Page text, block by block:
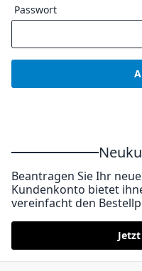
Passwort
Beantragen Sie Ihr
Kundenkonto bietet
vereinfacht den